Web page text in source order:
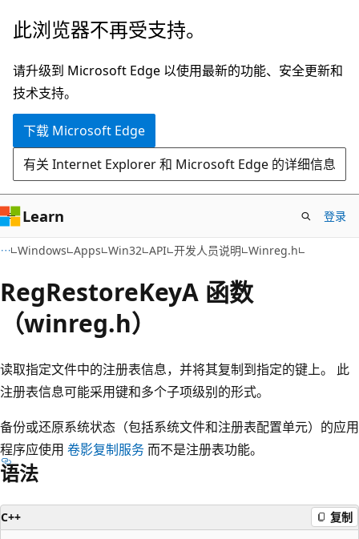
跳
主
要
内
此浏览器不再受支持。
请升级到 Microsoft Edge 以使用最新的功能、安全更新和
技术支持。
下载 Microsoft Edge
有关 Internet Explorer 和 Microsoft Edge 的详细信息
Learn 登录
Windows Apps Win32 API 开发人员说明 Winreg.h
RegRestoreKeyA 函数
（winreg.h）
读取指定文件中的注册表信息，并将其复制到指定的键上。 此
注册表信息可能采用键和多个子项级别的形式。
备份或还原系统状态（包括系统文件和注册表配置单元）的应用
程序应使用 卷影复制服务而不是注册表功能。
语法
C++ 复制